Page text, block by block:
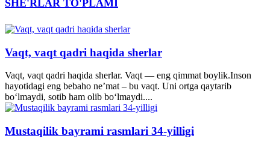
SHE'RLAR TO'PLAMI
Vaqt, vaqt qadri haqida sherlar
Vaqt, vaqt qadri haqida sherlar. Vaqt — eng qimmat boylik.Inson
hayotidagi eng bebaho ne’mat – bu vaqt. Uni ortga qaytarib
bo‘lmaydi, sotib ham olib bo‘lmaydi....
Mustaqilik bayrami rasmlari 34-yilligi